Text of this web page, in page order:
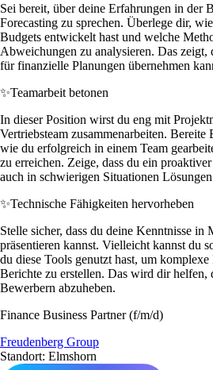
Sei bereit, über deine Erfahrungen in der
Forecasting zu sprechen. Überlege dir,
Budgets entwickelt hast und welche
Abweichungen zu analysieren. Das zeigt,
für finanzielle Planungen übernehmen
✨Teamarbeit betonen
In dieser Position wirst du eng mit
Vertriebsteam zusammenarbeiten. Bereite
wie du erfolgreich in einem Team
zu erreichen. Zeige, dass du ein
auch in schwierigen Situationen
✨Technische Fähigkeiten hervorheben
Stelle sicher, dass du deine Kenntnisse in
präsentieren kannst. Vielleicht kannst du
du diese Tools genutzt hast, um
Berichte zu erstellen. Das wird dir helfen,
Bewerbern abzuheben.
Finance Business Partner (f/m/d)
Freudenberg Group
Standort: Elmshorn